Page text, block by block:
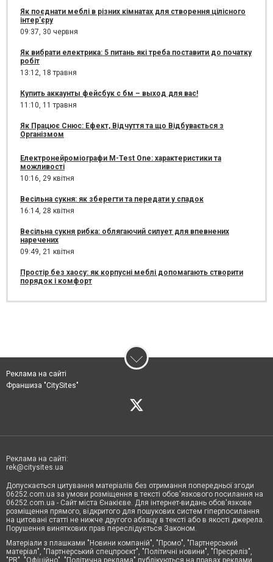
Як поєднати меблі в різних кімнатах для створення цілісного
інтер'єру
09:37, 30 червня
Як вибрати електрика: 5 питань які треба поставити до початку
робіт
13:12, 18 травня
Купить аккаунты фейсбук с бм – выход для вас!
11:10, 11 травня
Як Працює Снюс: Ефект, Відчуття та що Відбувається з
Організмом
Електронейроміографи M-Test One: характеристики та
можливості
10:16, 29 квітня
Весільна сукня: як зберегти та передати у спадок
16:14, 28 квітня
Весільна сукня рибка: облягаючий силует для впевнених
наречених
09:49, 21 квітня
Простір без хаосу: як корпусні меблі допомагають створити
порядок і комфорт
Реклама на сайті
Франшиза "CitySites"
Реклама на сайті:
rek@citysites.ua
Допускається цитування матеріалів без отримання попередньої згоди
06252.com.ua за умови розміщення в тексті обов'язкового посилання на
06252.com.ua - Сайт міста Єнакієве. Для інтернет-видань обов'язкове
розміщення прямого, відкритого для пошукових систем гіперпосилання
на цитовані статті не нижче другого абзацу в тексті або в якості джерела.
Порушення виняткових прав переслідується Законом.
Матеріали з плашками "Новини компаній", "Промо", "Партнерський
матеріал", "Партнерський спецпроєкт", "Політичні новини", "Пресреліз",
"PR", "Офіційно", "Політична реклама" публікуються на правах реклами.